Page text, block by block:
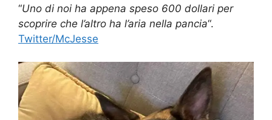
“Uno di noi ha appena speso 600 dollari per
scoprire che l’altro ha l’aria nella pancia“.
Twitter/McJesse